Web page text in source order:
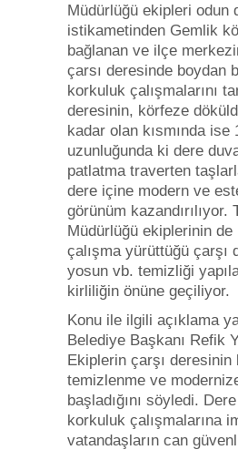
Müdürlüğü ekipleri odun
istikametinden Gemlik
bağlanan ve ilçe
çarsı deresinde boydan
korkuluk çalışmalarını
deresinin, körfeze
kadar olan kısmında ise
uzunluğunda ki dere
patlatma traverten
dere içine modern ve
görünüm kazandırılıyor.
Müdürlüğü ekiplerinin de
çalışma yürüttüğü çarşı
yosun vb. temizliği
kirliliğin önüne geçiliyor.
Konu ile ilgili açıklama
Belediye Başkanı Refik
Ekiplerin çarşı deresinin
temizlenme ve
başladığını söyledi.
korkuluk çalışmalarına
vatandaşların can